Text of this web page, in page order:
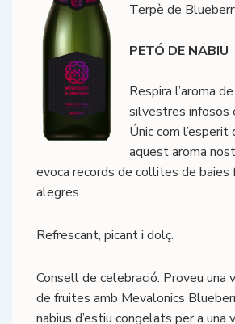
Terpè de
PETÓ DE NABIU
Respira l’aroma
silvestres infosos
Únic com l’esperit
aquest aroma
evoca records de collites de baies
alegres.
Refrescant, picant i dolç.
Consell de celebració: Proveu una
de fruites amb Mevalonics
nabius d’estiu congelats per a una